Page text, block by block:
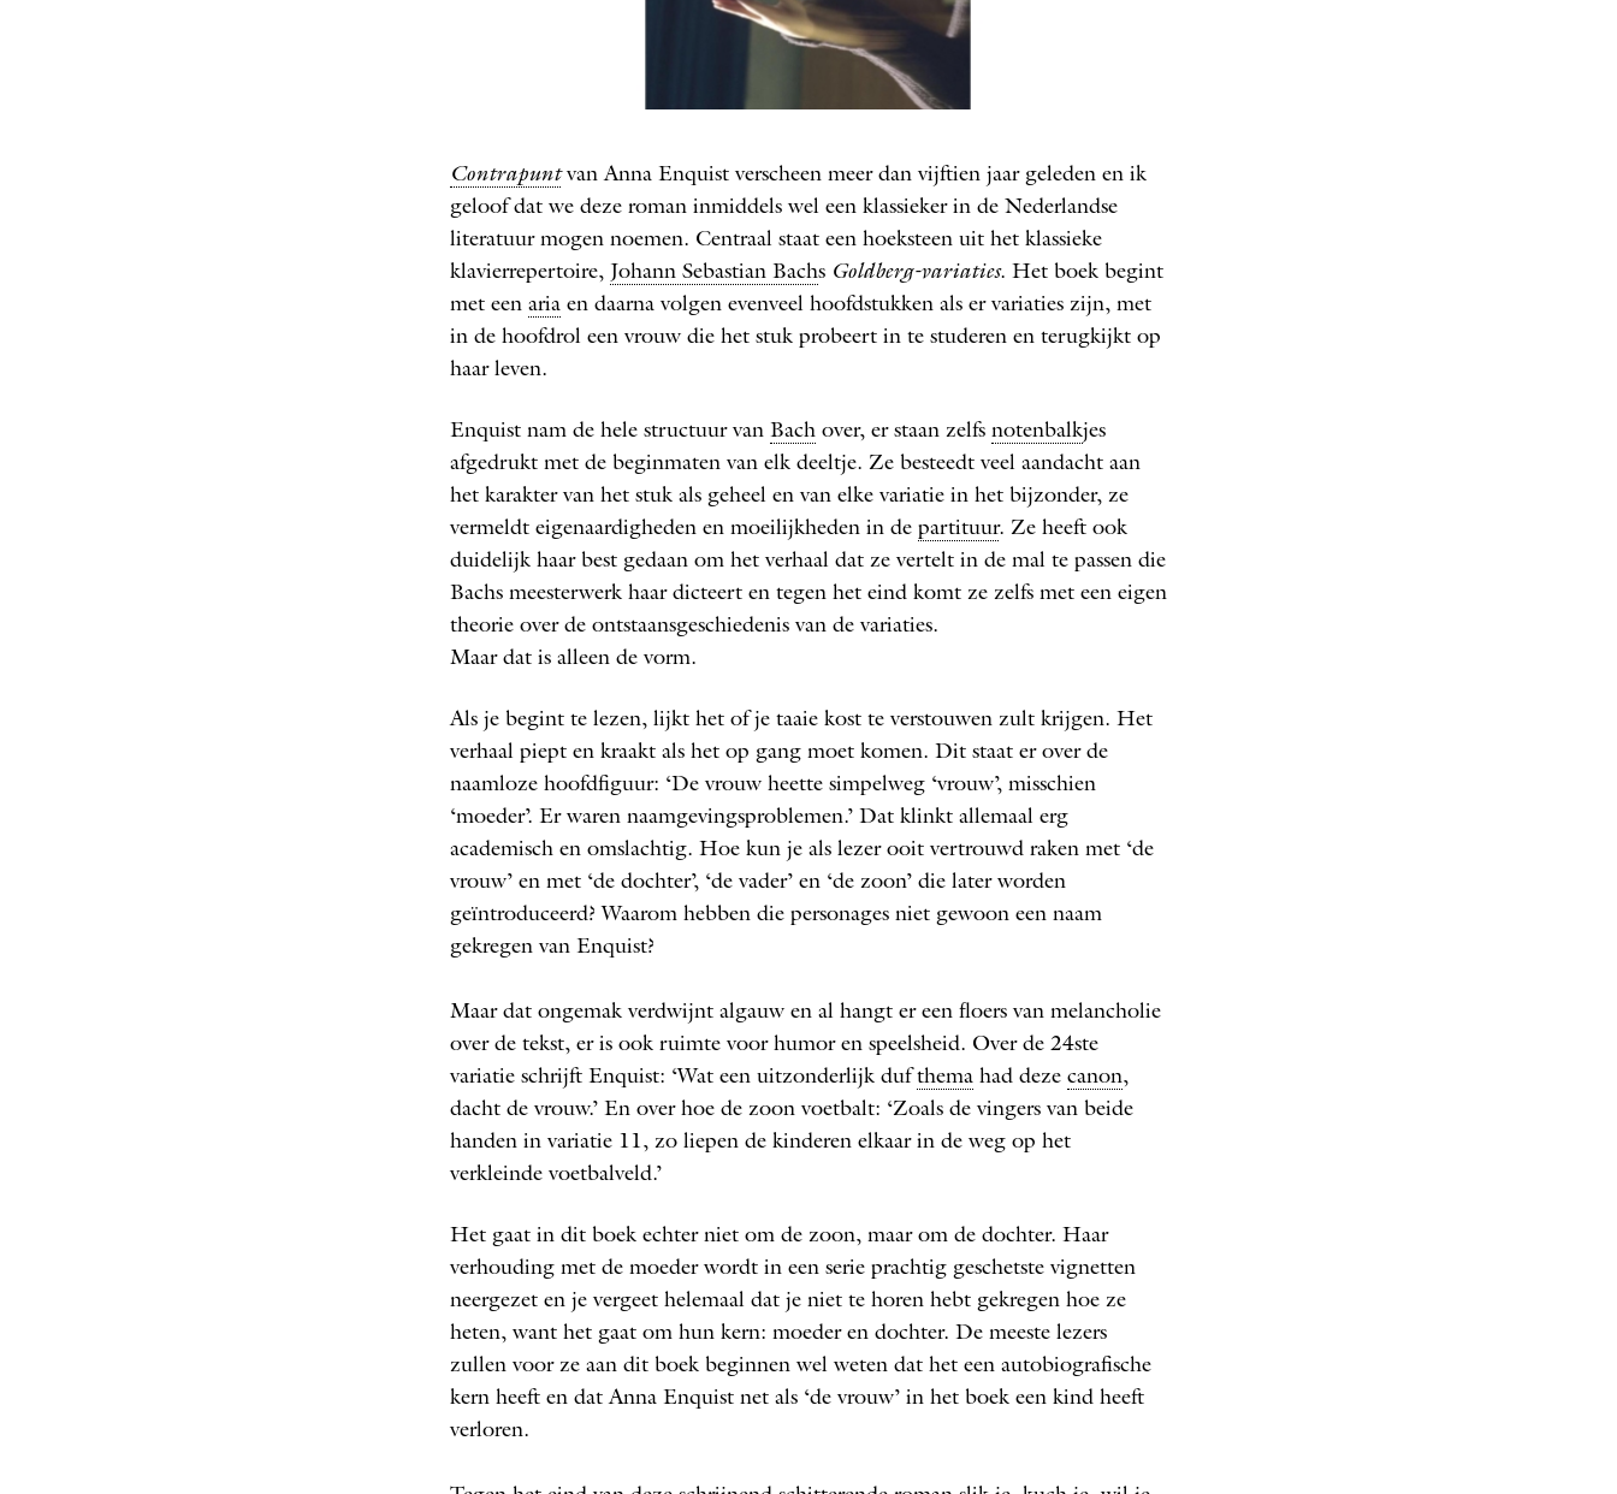
Contrapuntvan Anna Enquist verscheen meer dan vijftien jaar geleden en ik
geloof dat we deze roman inmiddels wel een klassieker in de Nederlandse
literatuur mogen noemen. Centraal staat een hoeksteen uit het klassieke
klavier­repertoire, Johann Sebastian Bachs Goldberg-variaties. Het boek begint
met een aria en daarna volgen evenveel hoofdstukken als er variaties zijn, met
in de hoofdrol een vrouw die het stuk probeert in te studeren en terugkijkt op
haar leven.
Enquist nam de hele structuur van Bach over, er staan zelfs notenbalkjes
afgedrukt met de beginmaten van elk deeltje. Ze besteedt veel aandacht aan
het karakter van het stuk als geheel en van elke variatie in het bijzonder, ze
vermeldt eigenaardigheden en moeilijkheden in de partituur. Ze heeft ook
duidelijk haar best gedaan om het verhaal dat ze vertelt in de mal te passen die
Bachs meesterwerk haar dicteert en tegen het eind komt ze zelfs met een eigen
theorie over de ontstaansgeschiedenis van de variaties.
Maar dat is alleen de vorm.
Als je begint te lezen, lijkt het of je taaie kost te verstouwen zult krijgen. Het
verhaal piept en kraakt als het op gang moet komen. Dit staat er over de
naamloze hoofdfiguur: ‘De vrouw heette simpelweg ‘vrouw’, misschien
‘moeder’. Er waren naamgevingsproblemen.’ Dat klinkt allemaal erg
academisch en omslachtig. Hoe kun je als lezer ooit vertrouwd raken met ‘de
vrouw’ en met ‘de dochter’, ‘de vader’ en ‘de zoon’ die later worden
geïntroduceerd? Waarom hebben die personages niet gewoon een naam
gekregen van Enquist?
Maar dat ongemak verdwijnt algauw en al hangt er een floers van melancholie
over de tekst, er is ook ruimte voor humor en speelsheid. Over de 24ste
variatie schrijft Enquist: ‘Wat een uitzonderlijk duf thema had deze canon,
dacht de vrouw.’ En over hoe de zoon voetbalt: ‘Zoals de vingers van beide
handen in variatie 11, zo liepen de kinderen elkaar in de weg op het
verkleinde voetbalveld.’
Het gaat in dit boek echter niet om de zoon, maar om de dochter. Haar
verhouding met de moeder wordt in een serie prachtig geschetste vignetten
neergezet en je vergeet helemaal dat je niet te horen hebt gekregen hoe ze
heten, want het gaat om hun kern: moeder en dochter. De meeste lezers
zullen voor ze aan dit boek beginnen wel weten dat het een autobiografische
kern heeft en dat Anna Enquist net als ‘de vrouw’ in het boek een kind heeft
verloren.